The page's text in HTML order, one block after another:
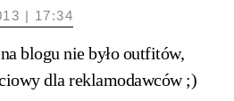
| 17:34
blogu nie było outfitów,
dla reklamodawców ;)